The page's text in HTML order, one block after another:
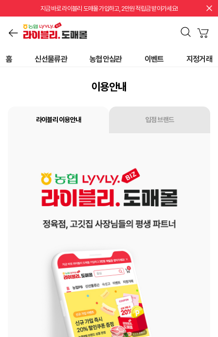
지금 바로 라이블리 도매몰 가입하고, 2만원 적립금 받아가세요!
홈 신선물류관 농협안심관 이벤트 지정거래
이용안내
라이블리 이용안내 입점 브랜드